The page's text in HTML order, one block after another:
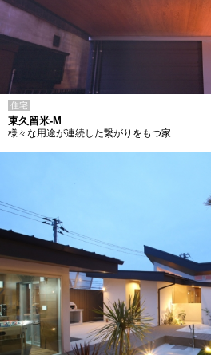
住宅
東久留米-M
様々な用途が連続した繋がりをもつ家